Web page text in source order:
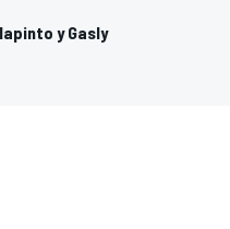
y Gasly